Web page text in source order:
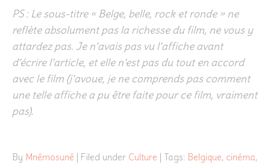
PS : Le sous-titre « Belge, belle, rock et ronde » ne
reflète absolument pas la richesse du film, ne vous y
attardez pas. Je n’avais pas vu l’affiche avant
d’écrire l’article, et elle n’est pas du tout en accord
avec le film (j’avoue, je ne comprends pas comment
une telle affiche a pu être faite pour ce film, vraiment
pas).
By Mnêmosunê | Filed under Culture | Tags: Belgique, cinéma,